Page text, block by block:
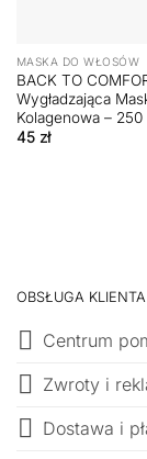
MASKA DO WŁOSÓW
BACK TO
Wygładzająca
Kolagenowa – 250
45 zł
OBSŁUGA KLIENTA
Centrum
Zwroty i
Dostawa i